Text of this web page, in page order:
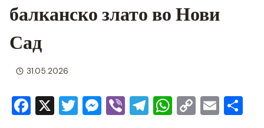
балканско злато во Нови
Сад
31.05.2026
F X T M Vi T W C E